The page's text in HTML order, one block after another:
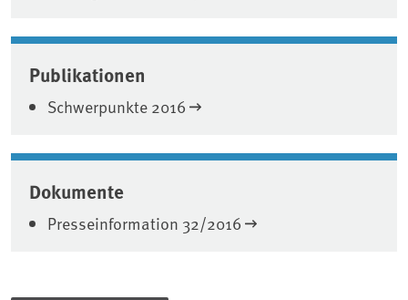
Publikationen
Schwerpunkte 2016
Dokumente
Presseinformation 32/2016